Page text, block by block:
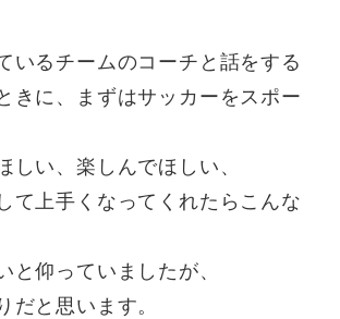
いるチームのコーチと話をする
きに、まずはサッカーをスポー
しい、楽しんでほしい、
て上手くなってくれたらこんな
と仰っていましたが、
だと思います。